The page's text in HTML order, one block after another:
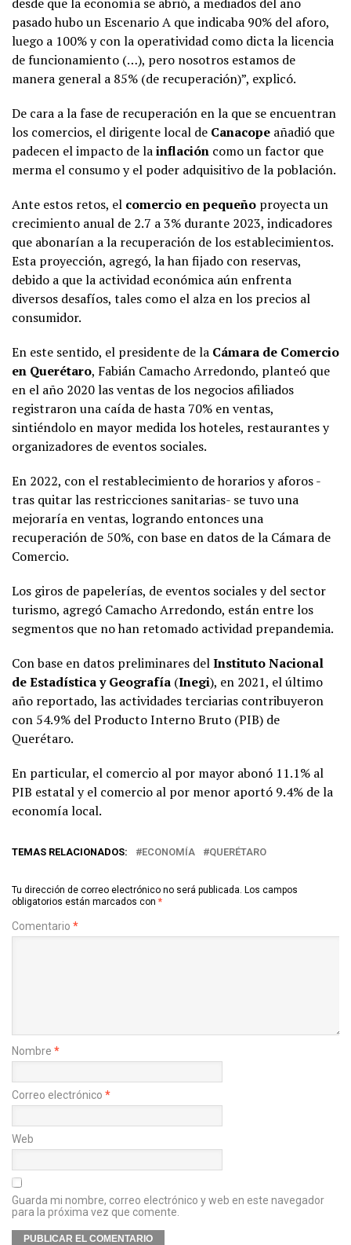
pasado hubo un Escenario A que indicaba 90% del aforo,
luego a 100% y con la operatividad como dicta la licencia
de funcionamiento (…), pero nosotros estamos de
manera general a 85% (de recuperación)”, explicó.
De cara a la fase de recuperación en la que se encuentran
los comercios, el dirigente local de Canacope añadió que
padecen el impacto de lainflación como un factor que
merma el consumo y el poder adquisitivo de la población.
Ante estos retos, el comercio en pequeño proyecta un
crecimiento anual de 2.7 a 3% durante 2023, indicadores
que abonarían a la recuperación de los establecimientos.
Esta proyección, agregó, la han fijado con reservas,
debido a que la actividad económica aún enfrenta
diversos desafíos, tales como el alza en los precios al
consumidor.
En este sentido, el presidente de la Cámara de Comercio
en Querétaro, Fabián Camacho Arredondo, planteó que
en el año 2020 las ventas de los negocios afiliados
registraron una caída de hasta 70% en ventas,
sintiéndolo en mayor medida los hoteles, restaurantes y
organizadores de eventos sociales.
En 2022, con el restablecimiento de horarios y aforos -
tras quitar las restricciones sanitarias- se tuvo una
mejoraría en ventas, logrando entonces una
recuperación de 50%, con base en datos de la Cámara de
Comercio.
Los giros de papelerías, de eventos sociales y del sector
turismo, agregó Camacho Arredondo, están entre los
segmentos que no han retomado actividad prepandemia.
Con base en datos preliminares delInstituto Nacional
de Estadística y Geografía (Inegi), en 2021, el último
año reportado, las actividades terciarias contribuyeron
con 54.9% del Producto Interno Bruto (PIB) de
Querétaro.
En particular, el comercio al por mayor abonó 11.1% al
PIB estatal y el comercio al por menor aportó 9.4% de la
economía local.
TEMAS RELACIONADOS: ECONOMÍA QUERÉTARO
Tu dirección de correo electrónico no será publicada. Los campos
obligatorios están marcados con *
Comentario *
Nombre *
Correo electrónico *
Web
Guarda mi nombre, correo electrónico y web en este navegador
para la próxima vez que comente.